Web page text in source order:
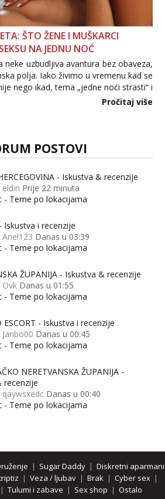
ŠTO ŽENE I MUŠKARCI
NA JEDNU NOĆ
neke uzbudljiva avantura bez obaveza,
polja. Iako živimo u vremenu kad se
nego ikad, tema „jedne noći strasti“ i
Što zapravo misle žene, a što
Pročitaj više
POSTOVI
- Iskustva & recenzije
Prije 22 minuta
- Teme po lokacijama
Iskustva i recenzije
Danas u 03:39
- Teme po lokacijama
ŽUPANIJA - Iskustva & recenzije
Ovk Danas u 01:55
- Teme po lokacijama
ESCORT - Iskustva i recenzije
Danas u 00:45
- Teme po lokacijama
NERETVANSKA ŽUPANIJA -
recenzije
Danas u 00:40
- Teme po lokacijama
| Sugar Daddy| Diskretni aparmani
| Veza / ljubav | Brak | Cyber sex |
| Tulumi i zabave | Sex shop | Ostalo